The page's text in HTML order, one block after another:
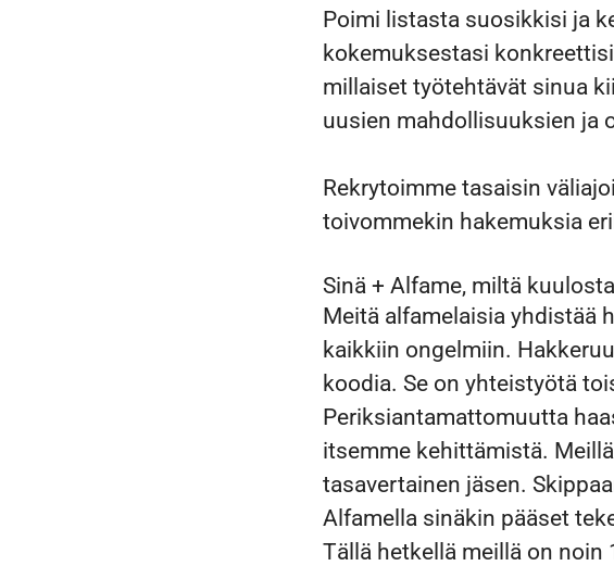
Poimi listasta suosikkisi ja
kokemuksestasi
millaiset työtehtävät sinua
uusien mahdollisuuksien ja
Rekrytoimme tasaisin
toivommekin hakemuksia
Sinä + Alfame, miltä
Meitä alfamelaisia yhdistää
kaikkiin ongelmiin.
koodia. Se on yhteistyötä
Periksiantamattomuutta
itsemme kehittämistä.
tasavertainen jäsen.
Alfamella sinäkin pääset
Tällä hetkellä meillä on